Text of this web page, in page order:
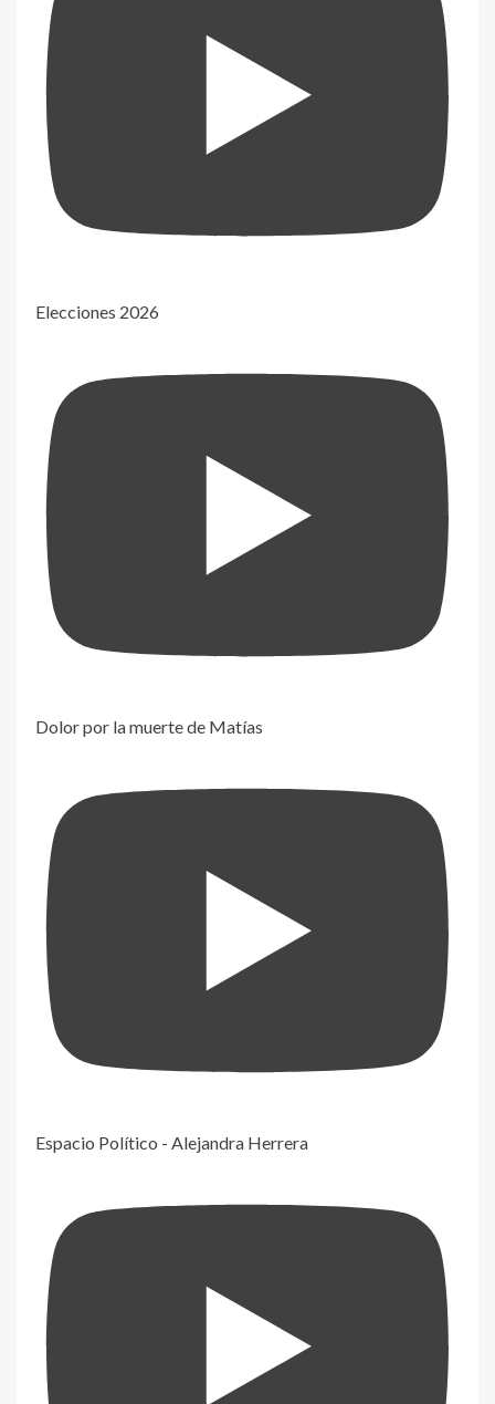
Elecciones 2026
Dolor por la muerte de Matías
Espacio Político - Alejandra Herrera